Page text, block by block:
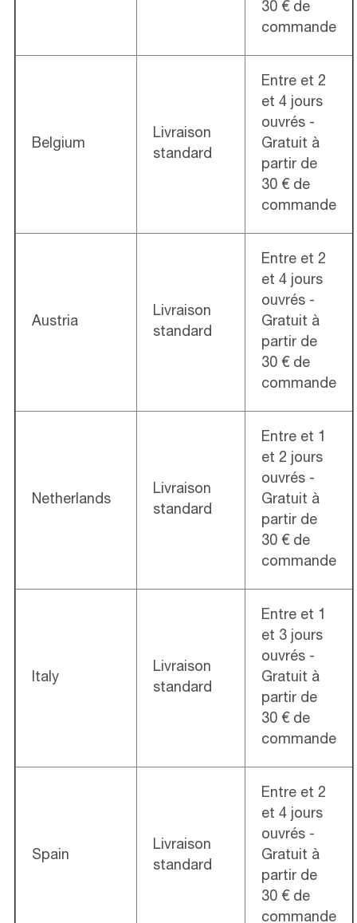
30 € de
commande
Belgium
Livraison
standard
Entre et 2
et 4 jours
ouvrés -
Gratuit à
partir de
30 € de
commande
Austria
Livraison
standard
Entre et 2
et 4 jours
ouvrés -
Gratuit à
partir de
30 € de
commande
Netherlands
Livraison
standard
Entre et 1
et 2 jours
ouvrés -
Gratuit à
partir de
30 € de
commande
Italy
Livraison
standard
Entre et 1
et 3 jours
ouvrés -
Gratuit à
partir de
30 € de
commande
Spain
Livraison
standard
Entre et 2
et 4 jours
ouvrés -
Gratuit à
partir de
30 € de
commande